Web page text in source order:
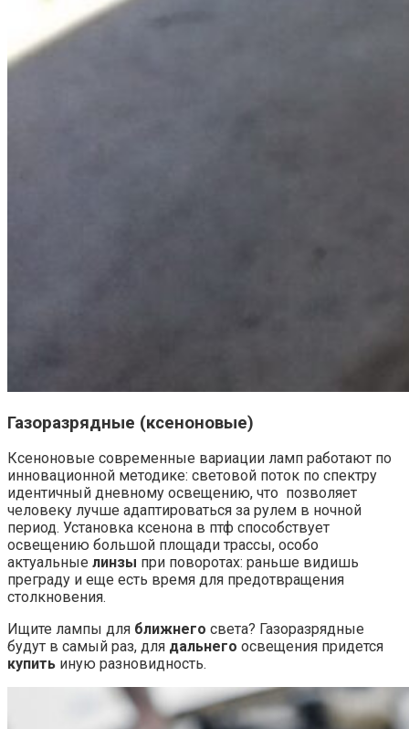
Газоразрядные (ксеноновые)
Ксеноновые современные вариации ламп работают по
инновационной методике: световой поток по спектру
идентичный дневному освещению, что позволяет
человеку лучше адаптироваться за рулем в ночной
период. Установка ксенона в птф способствует
освещению большой площади трассы, особо
актуальные линзы при поворотах: раньше видишь
преграду и еще есть время для предотвращения
столкновения.
Ищите лампы для ближнего света? Газоразрядные
будут в самый раз, для дальнего освещения придется
купить иную разновидность.